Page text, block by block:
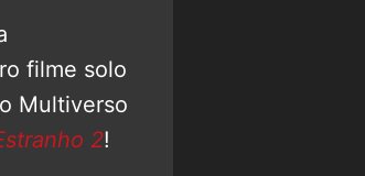
filme solo
Multiverso
2!